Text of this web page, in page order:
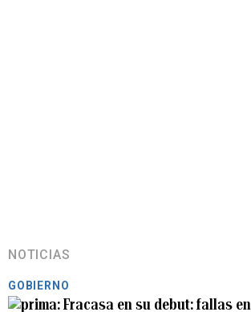
NOTICIAS
GOBIERNO
Fracasa en su debut: fallas en